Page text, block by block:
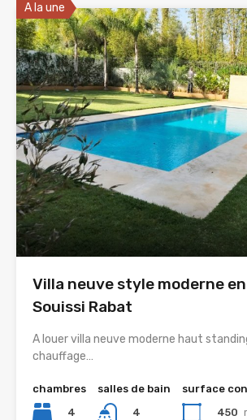
A la une
Villa neuve style moderne
Souissi Rabat
A louer villa neuve moderne haut
chauffage…
chambres
4
salles de bain
4
surface
450